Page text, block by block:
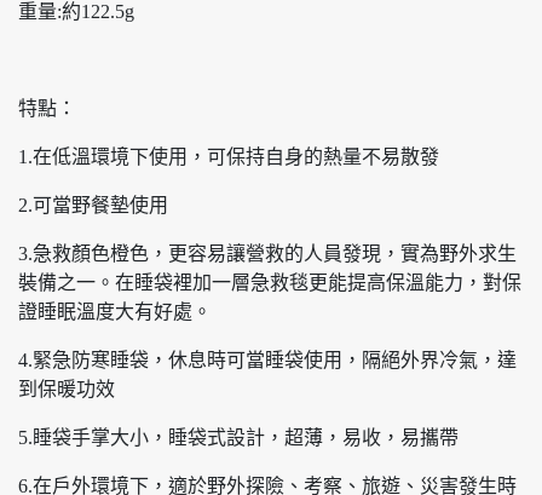
重量:約122.5g
特點：
1.在低溫環境下使用，可保持自身的熱量不易散發
2.可當野餐墊使用
3.急救顏色橙色，更容易讓營救的人員發現，實為野外求生
裝備之一。在睡袋裡加一層急救毯更能提高保溫能力，對保
證睡眠溫度大有好處。
4.緊急防寒睡袋，休息時可當睡袋使用，隔絕外界冷氣，達
到保暖功效
5.睡袋手掌大小，睡袋式設計，超薄，易收，易攜帶
6.在戶外環境下，適於野外探險、考察、旅遊、災害發生時